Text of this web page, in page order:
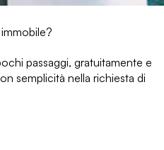
passaggi, gratuitamente e
semplicità nella richiesta di